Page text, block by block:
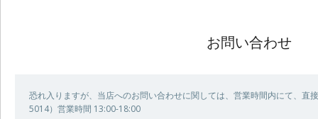
お問い合わせ
恐れ入りますが、当店へのお問い合わせに関しては、営業時間内にて、直
5014）営業時間 13:00-18:00